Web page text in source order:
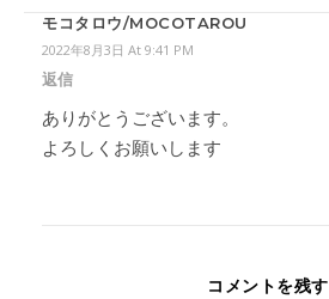
モコタロウ/MOCOTAROU
2022年8月3日 At 9:41 PM
返信
ありがとうございます。
よろしくお願いします
コメントを残す